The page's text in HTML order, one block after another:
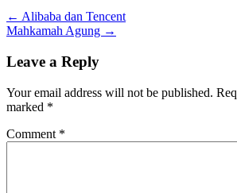
Post
navigation
← Alibaba dan Tencent
Mahkamah Agung →
Leave a Reply
Your email address will not be published.
marked *
Comment *